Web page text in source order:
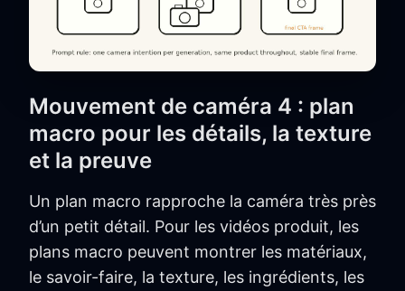
Mouvement de caméra 4 : plan
macro pour les détails, la texture
et la preuve
Un plan macro rapproche la caméra très près
d’un petit détail. Pour les vidéos produit, les
plans macro peuvent montrer les matériaux,
le savoir-faire, la texture, les ingrédients, les